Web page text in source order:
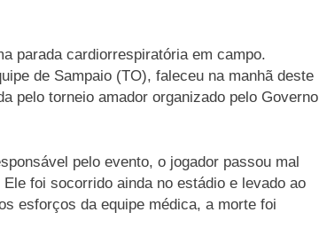
parada cardiorrespiratória em campo.
de Sampaio (TO), faleceu na manhã deste
pelo torneio amador organizado pelo Governo
pelo evento, o jogador passou mal
foi socorrido ainda no estádio e levado ao
esforços da equipe médica, a morte foi